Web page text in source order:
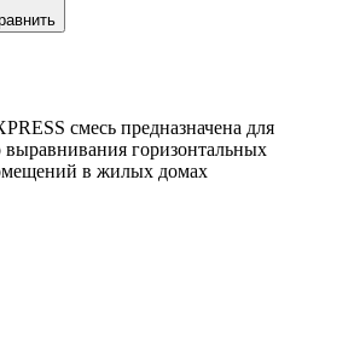
смесь предназначена для
выравнивания горизонтальных
в жилых домах